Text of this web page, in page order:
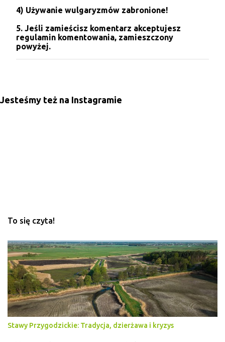
4) Używanie wulgaryzmów zabronione!
5. Jeśli zamieścisz komentarz akceptujesz
regulamin komentowania, zamieszczony
powyżej.
Jesteśmy też na Instagramie
To się czyta!
Stawy Przygodzickie: Tradycja, dzierżawa i kryzys